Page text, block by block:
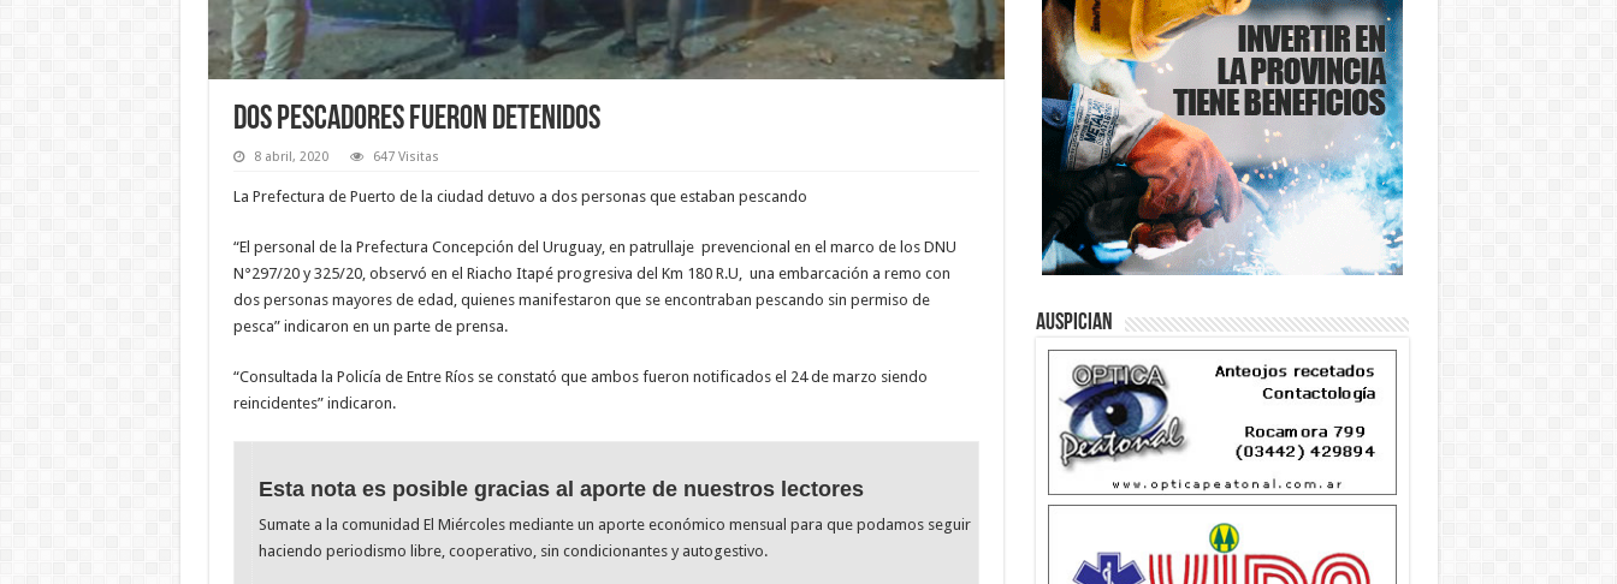
Dos pescadores fueron detenidos
8 abril, 2020 647 Visitas
La Prefectura de Puerto de la ciudad detuvo a dos personas que estaban pescando
“El personal de la Prefectura Concepción del Uruguay, en patrullaje prevencional en el marco de los DNU
N°297/20 y 325/20, observó en el Riacho Itapé progresiva del Km 180 R.U, una embarcación a remo con
dos personas mayores de edad, quienes manifestaron que se encontraban pescando sin permiso de
pesca” indicaron en un parte de prensa.
“Consultada la Policía de Entre Ríos se constató que ambos fueron notificados el 24 de marzo siendo
reincidentes” indicaron.
Esta nota es posible gracias al aporte de nuestros lectores
Sumate a la comunidad El Miércoles mediante un aporte económico mensual para que podamos seguir
haciendo periodismo libre, cooperativo, sin condicionantes y autogestivo.
Auspician